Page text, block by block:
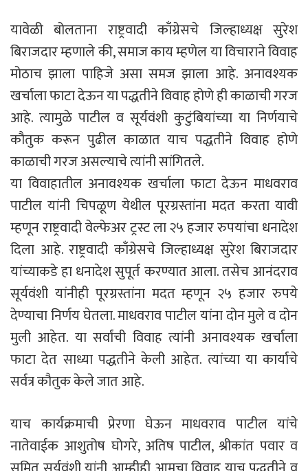
यावेळी बोलताना राष्ट्रवादी काँग्रेसचे जिल्हाध्यक्ष सुरेश
बिराजदार म्हणाले की, समाज काय म्हणेल या विचाराने विवाह
मोठाच झाला पाहिजे असा समज झाला आहे. अनावश्यक
खर्चाला फाटा देऊन या पद्धतीने विवाह होणे ही काळाची गरज
आहे. त्यामुळे पाटील व सूर्यवंशी कुटुंबियांच्या या निर्णयाचे
कौतुक करून पुढील काळात याच पद्धतीने विवाह होणे
काळाची गरज असल्याचे त्यांनी सांगितले.
या विवाहातील अनावश्यक खर्चाला फाटा देऊन माधवराव
पाटील यांनी चिपळूण येथील पूरग्रस्तांना मदत करता यावी
म्हणून राष्ट्रवादी वेल्फेअर ट्रस्ट ला २५ हजार रुपयांचा धनादेश
दिला आहे. राष्ट्रवादी काँग्रेसचे जिल्हाध्यक्ष सुरेश बिराजदार
यांच्याकडे हा धनादेश सुपूर्त करण्यात आला. तसेच आनंदराव
सूर्यवंशी यांनीही पूरग्रस्तांना मदत म्हणून २५ हजार रुपये
देण्याचा निर्णय घेतला. माधवराव पाटील यांना दोन मुले व दोन
मुली आहेत. या सर्वांची विवाह त्यांनी अनावश्यक खर्चाला
फाटा देत साध्या पद्धतीने केली आहेत. त्यांच्या या कार्याचे
सर्वत्र कौतुक केले जात आहे.
याच कार्यक्रमाची प्रेरणा घेऊन माधवराव पाटील यांचे
नातेवाईक आशुतोष घोगरे, अतिष पाटील, श्रीकांत पवार व